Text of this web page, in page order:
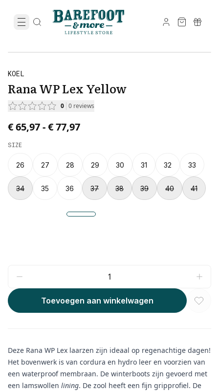
KOEL
Rana WP Lex Yellow
0 0 reviews
Price from € 65,97 to € 77,97.
€ 65,97-€ 77,97
SIZE
26 27 28 29 30 31 32 33
34 35 36 37 38 39 40 41
Toevoegen aan winkelwagen
Deze Rana WP Lex laarzen zijn ideaal op regenachtige dagen!
Het bovenwerk is van cordura en hydro leer en voorzien van
een waterproof membraan. De winterboots zijn gevoerd met
een lamswollen lining. De zool heeft een fijn gripprofiel. De